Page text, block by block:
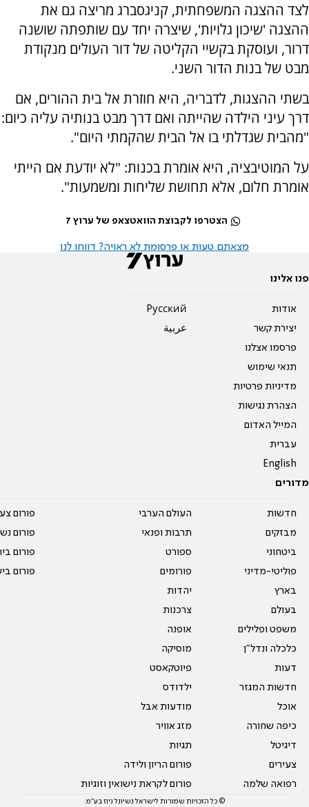
לצד ההצגה המשפחתית, קניגסברג מריצה גם את
ההצגה 'שיכון גלויות', שיצרה יחד עם שותפתה שושנה
דרור, ועוסקת בקשיי הקליטה של דור העולים מנקודת
מבט של בנות הדור השני.
בשתי ההצגות, לדבריה, היא חוזרת אל בית ההורים, אם
דרך עיני הילדה שהייתה ואם דרך מבט בנותיה עליה כיום:
"מהבית שגדלתי בו אל הבית שהקמתי היום".
על המוטיבציה, היא אומרת בכנות: "לא יודעת אם הייתי
אומרת חלום, אלא תחושת שליחות ומשמעות".
הצטרפו לקבוצת הוואטצאפ של ערוץ 7
מצאתם טעות או פרסומת לא ראויה? דווחו לנו
פנו אלינו
אודות
יצירת קשר
פרסמו אצלנו
תנאי שימוש
מדיניות פרטיות
הצהרת נגישות
המייל האדום
עברית
English
Pусский
عربية
מדורים
חדשות
מבזקים
ביטחוני
פוליטי-מדיני
בארץ
בעולם
משפט ופלילים
כלכלה ונדל"ן
דעות
חדשות המגזר
אוכל
כיפה שחורה
דיגיטל
צעירים
רפואה שלמה
העולם הערבי
תרבות ופנאי
ספורט
פורומים
יהדות
צרכנות
אופנה
מוסיקה
פיוטקאסט
ילדודס
מודעות אבל
מזג אוויר
תגיות
פורום הריון ולידה
פורום לקראת נישואין וזוגיות
פורום
פורום
פורום
פורום
© כל הזכויות שמורות לישראל נשיונל ניוז בע"מ.